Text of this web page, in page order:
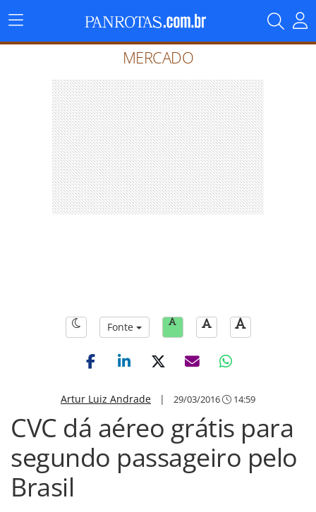
Menu
Principal
MERCADO
Fonte
Artur Luiz Andrade | 29/03/2016 14:59
CVC dá aéreo grátis para
segundo passageiro pelo
Brasil